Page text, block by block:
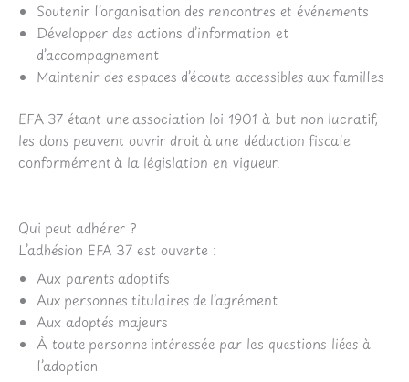
Soutenir l’organisation des rencontres et événements
Développer des actions d’information et
d’accompagnement
Maintenir des espaces d’écoute accessibles aux familles
EFA 37 étant une association loi 1901 à but non lucratif,
les dons peuvent ouvrir droit à une déduction fiscale
conformément à la législation en vigueur.
Qui peut adhérer ?
L’adhésion EFA 37 est ouverte :
Aux parents adoptifs
Aux personnes titulaires de l’agrément
Aux adoptés majeurs
À toute personne intéressée par les questions liées à
l’adoption